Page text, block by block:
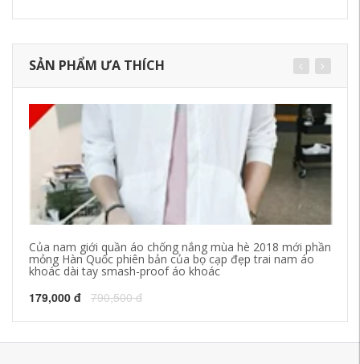
SẢN PHẨM ƯA THÍCH
Của nam giới quần áo chống nắng mùa hè 2018 mới phần
mỏng Hàn Quốc phiên bản của bọ cạp đẹp trai nam áo
khoác dài tay smash-proof áo khoác
179,000 đ 790,500 đ